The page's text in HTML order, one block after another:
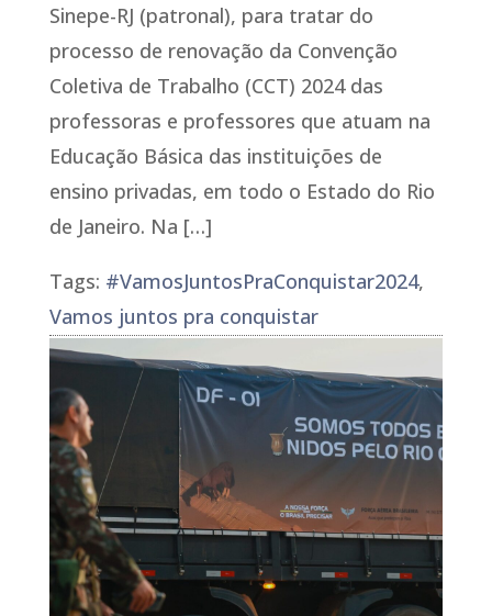
Sinepe-RJ (patronal), para tratar do
processo de renovação da Convenção
Coletiva de Trabalho (CCT) 2024 das
professoras e professores que atuam na
Educação Básica das instituições de
ensino privadas, em todo o Estado do Rio
de Janeiro. Na […]
Tags: #VamosJuntosPraConquistar2024,
Vamos juntos pra conquistar